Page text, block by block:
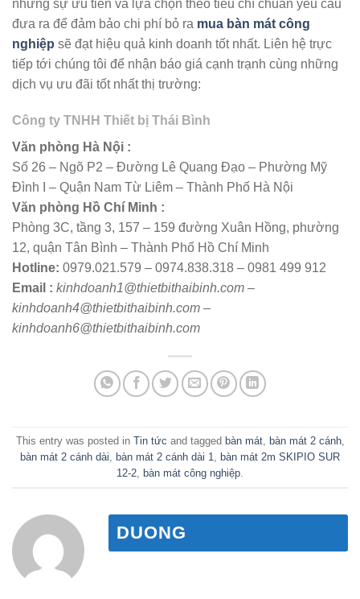
những sự ưu tiên và lựa chọn theo tiêu chí chuẩn yêu cầu
đưa ra để đảm bảo chi phí bỏ ra mua bàn mát công
nghiệp sẽ đạt hiệu quả kinh doanh tốt nhất. Liên hệ trực
tiếp tới chúng tôi để nhận báo giá cạnh trạnh cùng những
dịch vụ ưu đãi tốt nhất thị trường:
Công ty TNHH Thiết bị Thái Bình
Văn phòng Hà Nội :
Số 26 – Ngõ P2 – Đường Lê Quang Đạo – Phường Mỹ
Đình I – Quận Nam Từ Liêm – Thành Phố Hà Nội
Văn phòng Hồ Chí Minh :
Phòng 3C, tầng 3, 157 – 159 đường Xuân Hồng, phường
12, quận Tân Bình – Thành Phố Hồ Chí Minh
Hotline: 0979.021.579 – 0974.838.318 – 0981 499 912
Email : kinhdoanh1@thietbithaibinh.com –
kinhdoanh4@thietbithaibinh.com –
kinhdoanh6@thietbithaibinh.com
This entry was posted in Tin tức and tagged bàn mát, bàn mát 2 cánh,
bàn mát 2 cánh dài bàn mát 2 cánh dài 1
bàn mát 2m SKIPIO SUR
12-2 bàn mát công nghiệp
DUONG